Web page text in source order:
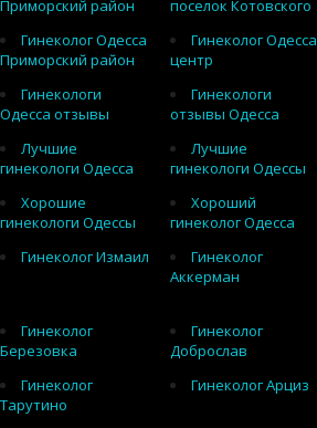
Приморский район
поселок Котовского
Гинеколог Одесса
Приморский район
Гинеколог Одесса
центр
Гинекологи
Одесса отзывы
Гинекологи
отзывы Одесса
Лучшие
гинекологи Одесса
Лучшие
гинекологи Одессы
Хорошие
гинекологи Одессы
Хороший
гинеколог Одесса
Гинеколог Измаил
Гинеколог
Аккерман
Гинеколог
Березовка
Гинеколог
Доброслав
Гинеколог
Тарутино
Гинеколог Арциз